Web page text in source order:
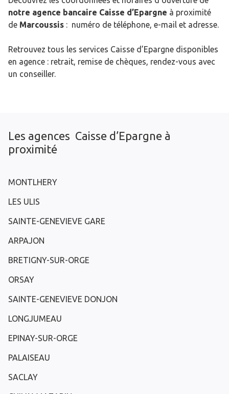
notre agence bancaire Caisse d’Epargne à proximité
de Marcoussis : numéro de téléphone, e-mail et adresse.
Retrouvez tous les services Caisse d’Epargne disponibles
en agence : retrait, remise de chèques, rendez-vous avec
un conseiller.
Les agences Caisse d’Epargne à
proximité
MONTLHERY
LES ULIS
SAINTE-GENEVIEVE GARE
ARPAJON
BRETIGNY-SUR-ORGE
ORSAY
SAINTE-GENEVIEVE DONJON
LONGJUMEAU
EPINAY-SUR-ORGE
PALAISEAU
SACLAY